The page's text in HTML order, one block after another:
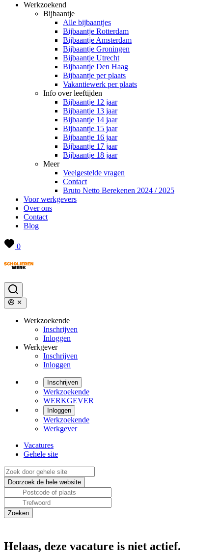
Werkzoekend
Bijbaantje
Alle bijbaantjes
Bijbaantje Rotterdam
Bijbaantje Amsterdam
Bijbaantje Groningen
Bijbaantje Utrecht
Bijbaantje Den Haag
Bijbaantje per plaats
Vakantiewerk per plaats
Info over leeftijden
Bijbaantje 12 jaar
Bijbaantje 13 jaar
Bijbaantje 14 jaar
Bijbaantje 15 jaar
Bijbaantje 16 jaar
Bijbaantje 17 jaar
Bijbaantje 18 jaar
Meer
Veelgestelde vragen
Contact
Bruto Netto Berekenen 2024 / 2025
Voor werkgevers
Over ons
Contact
Blog
0
Werkzoekende
Inschrijven
Inloggen
Werkgever
Inschrijven
Inloggen
Inschrijven
Werkzoekende
WERKGEVER
Inloggen
Werkzoekende
Werkgever
Vacatures
Gehele site
Helaas, deze vacature is niet actief.